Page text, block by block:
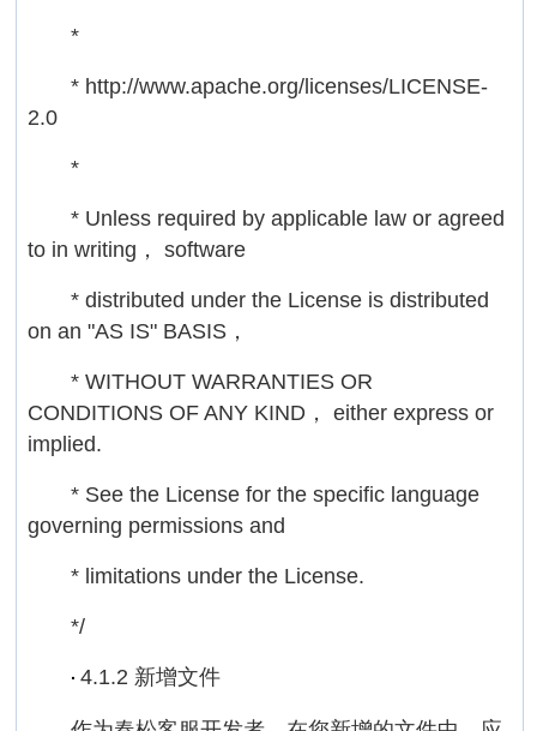
*
* http://www.apache.org/licenses/LICENSE-
2.0
*
* Unless required by applicable law or agreed
to in writing， software
* distributed under the License is distributed
on an "AS IS" BASIS，
* WITHOUT WARRANTIES OR
CONDITIONS OF ANY KIND， either express or
implied.
* See the License for the specific language
governing permissions and
* limitations under the License.
*/
· 4.1.2 新增文件